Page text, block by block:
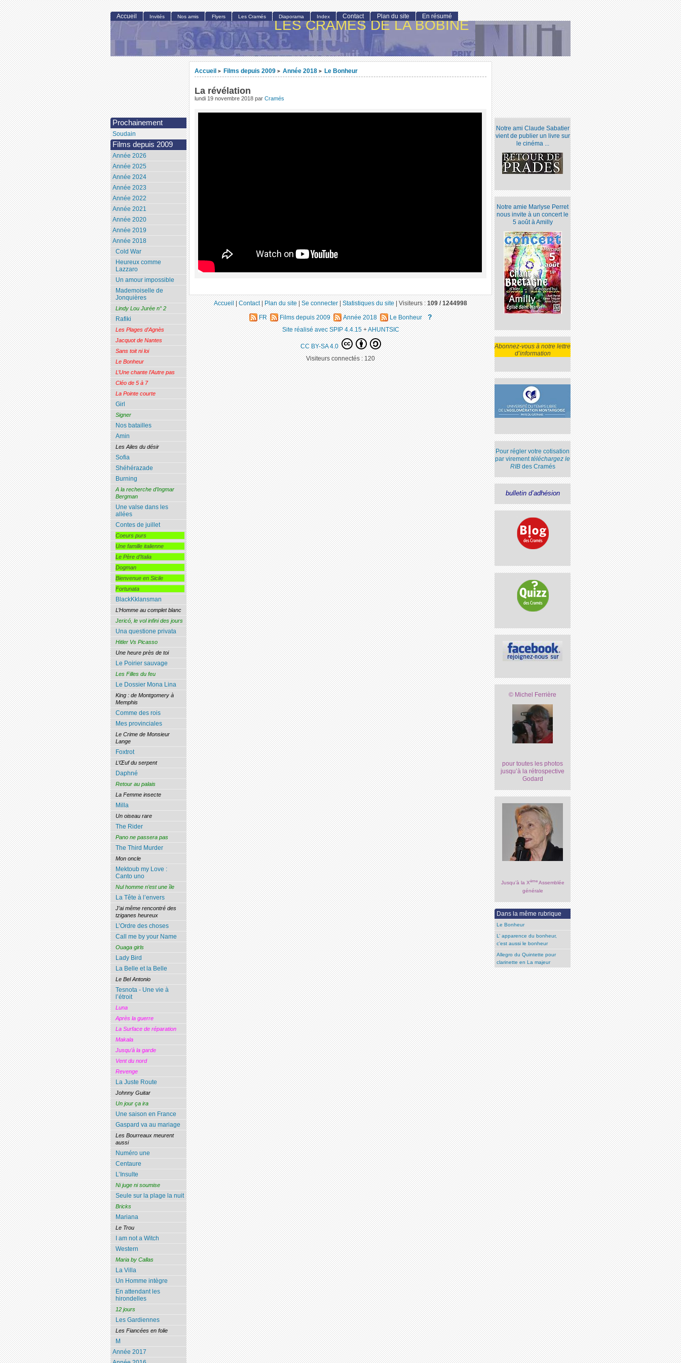
LES CRAMÉS DE LA BOBINE
Accueil > Films depuis 2009 > Année 2018 > Le Bonheur
La révélation
lundi 19 novembre 2018 par Cramés
Notre ami Claude Sabatier
vient de publier un livre sur
le cinéma ...
Notre amie Marlyse Perret
nous invite à un concert le
5 août à Amilly
Abonnez-vous à notre lettre
d’information
Pour régler votre cotisation
par virementtéléchargez le
RIBdes Cramés
bulletin d’adhésion
© Michel Ferrière
pour toutes les photos
jusqu’à la rétrospective
Godard
Jusqu’à la XèmeAssemblée
générale
Dans la même rubrique
Le Bonheur
L’ apparence du bonheur,
c’est aussi le bonheur
Allegro du Quintette pour
clarinette en La majeur
Accueil Invités Nos amis Flyers Les Cramés Diaporama Index Contact Plan du site En résumé
Prochainement
Soudain
Films depuis 2009
Année 2026
Année 2025
Année 2024
Année 2023
Année 2022
Année 2021
Année 2020
Année 2019
Année 2018
Cold War
Heureux comme
Lazzaro
Un amour impossible
Mademoiselle de
Jonquières
Lindy Lou Jurée n° 2
Rafiki
Les Plages d’Agnès
Jacquot de Nantes
Sans toit ni loi
Le Bonheur
L’Une chante l’Autre pas
Cléo de 5 à 7
La Pointe courte
Girl
Signer
Nos batailles
Amin
Les Ailes du désir
Sofia
Shéhérazade
Burning
A la recherche d’Ingmar
Bergman
Une valse dans les
allées
Contes de juillet
Coeurs purs
Une famille italienne
Le Père d’Italia
Dogman
Bienvenue en Sicile
Fortunata
BlackKklansman
L’Homme au complet blanc
Jericó, le vol infini des jours
Una questione privata
Hitler Vs Picasso
Une heure près de toi
Le Poirier sauvage
Les Filles du feu
Le Dossier Mona Lina
King : de Montgomery à
Memphis
Comme des rois
Mes provinciales
Le Crime de Monsieur
Lange
Foxtrot
L’Œuf du serpent
Daphné
Retour au palais
La Femme insecte
Milla
Un oiseau rare
The Rider
Pano ne passera pas
The Third Murder
Mon oncle
Mektoub my Love :
Canto uno
Nul homme n’est une île
La Tête à l’envers
J’ai même rencontré des
tziganes heureux
L’Ordre des choses
Call me by your Name
Ouaga girls
Lady Bird
La Belle et la Belle
Le Bel Antonio
Tesnota - Une vie à
l’étroit
Luna
Après la guerre
La Surface de réparation
Makala
Jusqu’à la garde
Vent du nord
Revenge
La Juste Route
Johnny Guitar
Un jour ça ira
Une saison en France
Gaspard va au mariage
Les Bourreaux meurent
aussi
Numéro une
Centaure
L’Insulte
Ni juge ni soumise
Seule sur la plage la nuit
Bricks
Mariana
Le Trou
I am not a Witch
Western
Maria by Callas
La Villa
Un Homme intègre
En attendant les
hirondelles
12 jours
Les Gardiennes
Les Fiancées en folie
M
Année 2017
Accueil|Contact|Plan du site|Se connecter|Statistiques du site|Visiteurs :109 / 1244998
FR Films depuis 2009 Année 2018 Le Bonheur ?
Site réalisé avec SPIP 4.4.15+AHUNTSIC
CC BY-SA 4.0
Visiteurs connectés :120